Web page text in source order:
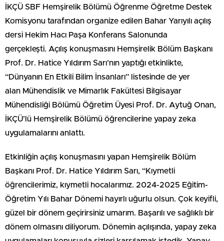
İKÇÜ SBF Hemşirelik Bölümü Öğrenme Öğretme Destek
Komisyonu tarafından organize edilen Bahar Yarıyılı açılış
dersi Hekim Hacı Paşa Konferans Salonunda
gerçekleşti. Açılış konuşmasını Hemşirelik Bölüm Başkanı
Prof. Dr. Hatice Yıldırım Sarı’nın yaptığı etkinlikte,
“Dünyanın En Etkili Bilim İnsanları” listesinde de yer
alan Mühendislik ve Mimarlık Fakültesi Bilgisayar
Mühendisliği Bölümü Öğretim Üyesi Prof. Dr. Aytuğ Onan,
İKÇÜ’lü Hemşirelik Bölümü öğrencilerine yapay zeka
uygulamalarını anlattı.
Etkinliğin açılış konuşmasını yapan Hemşirelik Bölüm
Başkanı Prof. Dr. Hatice Yıldırım Sarı, “Kıymetli
öğrencilerimiz, kıymetli hocalarımız. 2024-2025 Eğitim-
Öğretim Yılı Bahar Dönemi hayırlı uğurlu olsun. Çok keyifli,
güzel bir dönem geçirirsiniz umarım. Başarılı ve sağlıklı bir
dönem olmasını diliyorum. Dönemin açılışında, yapay zeka